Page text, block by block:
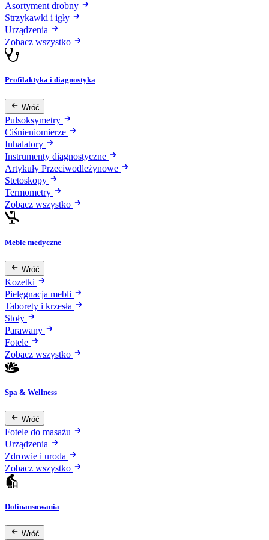
Asortyment drobny
Strzykawki i igły
Urządzenia
Zobacz wszystko
Profilaktyka i diagnostyka
Wróć
Pulsoksymetry
Ciśnieniomierze
Inhalatory
Instrumenty diagnostyczne
Artykuły Przeciwodleżynowe
Stetoskopy
Termometry
Zobacz wszystko
Meble medyczne
Wróć
Kozetki
Pielęgnacja mebli
Taborety i krzesła
Stoły
Parawany
Fotele
Zobacz wszystko
Spa & Wellness
Wróć
Fotele do masażu
Urządzenia
Zdrowie i uroda
Zobacz wszystko
Dofinansowania
Wróć